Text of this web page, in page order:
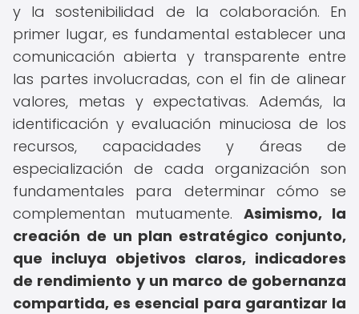
y la sostenibilidad de la colaboración. En
primer lugar, es fundamental establecer una
comunicación abierta y transparente entre
las partes involucradas, con el fin de alinear
valores, metas y expectativas. Además, la
identificación y evaluación minuciosa de los
recursos, capacidades y áreas de
especialización de cada organización son
fundamentales para determinar cómo se
complementan mutuamente. Asimismo, la
creación de un plan estratégico conjunto,
que incluya objetivos claros, indicadores
de rendimiento y un marco de gobernanza
compartida, es esencial para garantizar la